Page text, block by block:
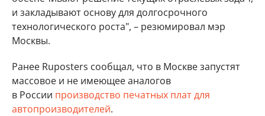
и закладывают основу для долгосрочного
технологического роста", – резюмировал мэр
Москвы.
Ранее Ruposters сообщал, что в Москве запустят
массовое и не имеющее аналогов
в России производство печатных плат для
автопроизводителей.